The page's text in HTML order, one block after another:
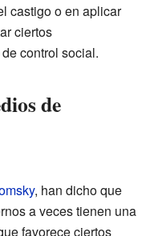
castigo o en aplicar
ciertos
control social.
de
, han dicho que
a veces tienen una
favorece ciertos